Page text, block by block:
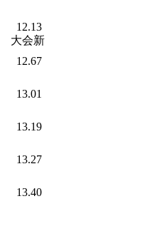
12.13
大会新
12.67
13.01
13.19
13.27
13.40